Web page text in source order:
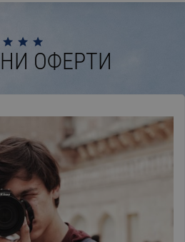
ОФЕРТИ